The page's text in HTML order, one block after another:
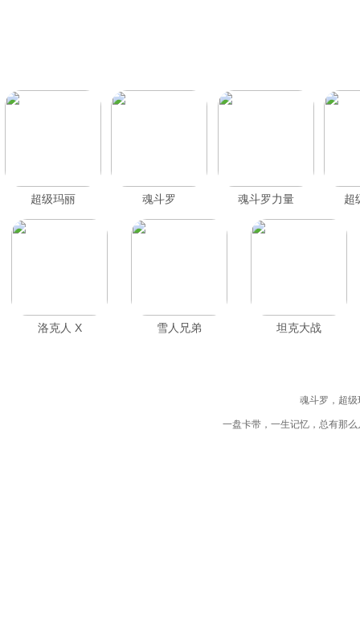
超级玛丽 魂斗罗 魂斗罗力量 超
洛克人 X 雪人兄弟 坦克大战
魂斗罗，超
一盘卡带，一生记忆，总有那